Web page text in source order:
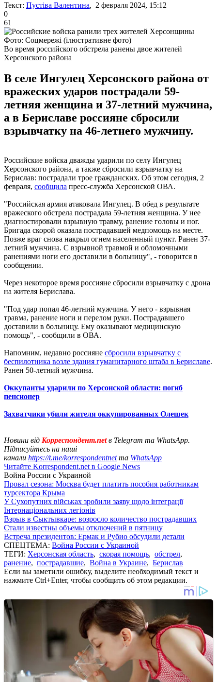
Текст: Пустіва Валентина, 2 февраля 2024, 15:12
0
61
Фото: Соцмережі (ілюстративне фото)
Во время российского обстрела ранены двое жителей
Херсонского района
В селе Ингулец Херсонского района от
вражеских ударов пострадали 59-
летняя женщина и 37-летний мужчина,
а в Бериславе россияне сбросили
взрывчатку на 46-летнего мужчину.
Российские войска дважды ударили по селу Ингулец
Херсонского района, а также сбросили взрывчатку на
Берислав: пострадали трое гражданских. Об этом сегодня, 2
февраля, сообщила пресс-служба Херсонской ОВА.
"Российская армия атаковала Ингулец. В обед в результате
вражеского обстрела пострадала 59-летняя женщина. У нее
диагностировали взрывную травму, ранение головы и ног.
Бригада скорой оказала пострадавшей медпомощь на месте.
Позже враг снова накрыл огнем населенный пункт. Ранен 37-
летний мужчина. С взрывной травмой и обломочными
ранениями ноги его доставили в больницу", - говорится в
сообщении.
Через некоторое время россияне сбросили взрывчатку с дрона
на жителя Берислава.
"Под удар попал 46-летний мужчина. У него - взрывная
травма, ранение ноги и перелом руки. Пострадавшего
доставили в больницу. Ему оказывают медицинскую
помощь", - сообщили в ОВА.
Напомним, недавно россияне сбросили взрывчатку с
беспилотника возле здания гуманитарного штаба в Бериславе.
Ранен 50-летний мужчина.
Оккупанты ударили по Херсонской области: погиб
пенсионер
Захватчики убили жителя оккупированных Олешек
Новини від Корреспондент.netв Telegram та WhatsApp.
Підписуйтесь на наші
канали https://t.me/korrespondentnetта WhatsApp
Читайте Korrespondent.net в Google News
Война России с Украиной
Провал сезона: Москва будет платить пособия работникам
турсектора Крыма
У Сухопутних військах зробили заяву щодо інтеграції
Інтернаціональних легіонів
Взрыв в Сыктывкаре: возросло количество пострадавших
Стали известны объемы отключений в пятницу
Встреча президентов: Ермак и Рубио обсудили детали
СПЕЦТЕМА: Война России с Украиной
ТЕГИ: Херсонская область, скорая помощь, обстрел,
ранение, пострадавшие, Война в Украине, Берислав
Если вы заметили ошибку, выделите необходимый текст и
нажмите Ctrl+Enter, чтобы сообщить об этом редакции.